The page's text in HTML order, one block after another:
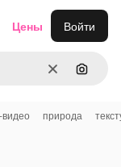
ОчиститьПоиск
Цены Войти
природа